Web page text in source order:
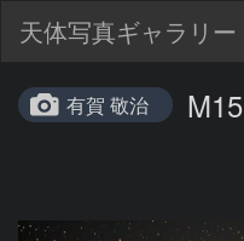
天体写真ギャラリー
有賀 敬治 M15